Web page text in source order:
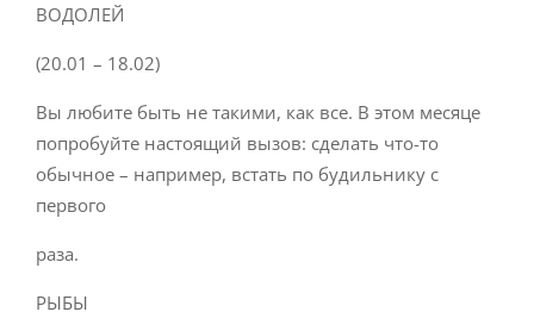
ВОДОЛЕЙ
(20.01 – 18.02)
Вы любите быть не такими, как все. В этом месяце
попробуйте настоящий вызов: сделать что-то
обычное – например, встать по будильнику с
первого
раза.
РЫБЫ